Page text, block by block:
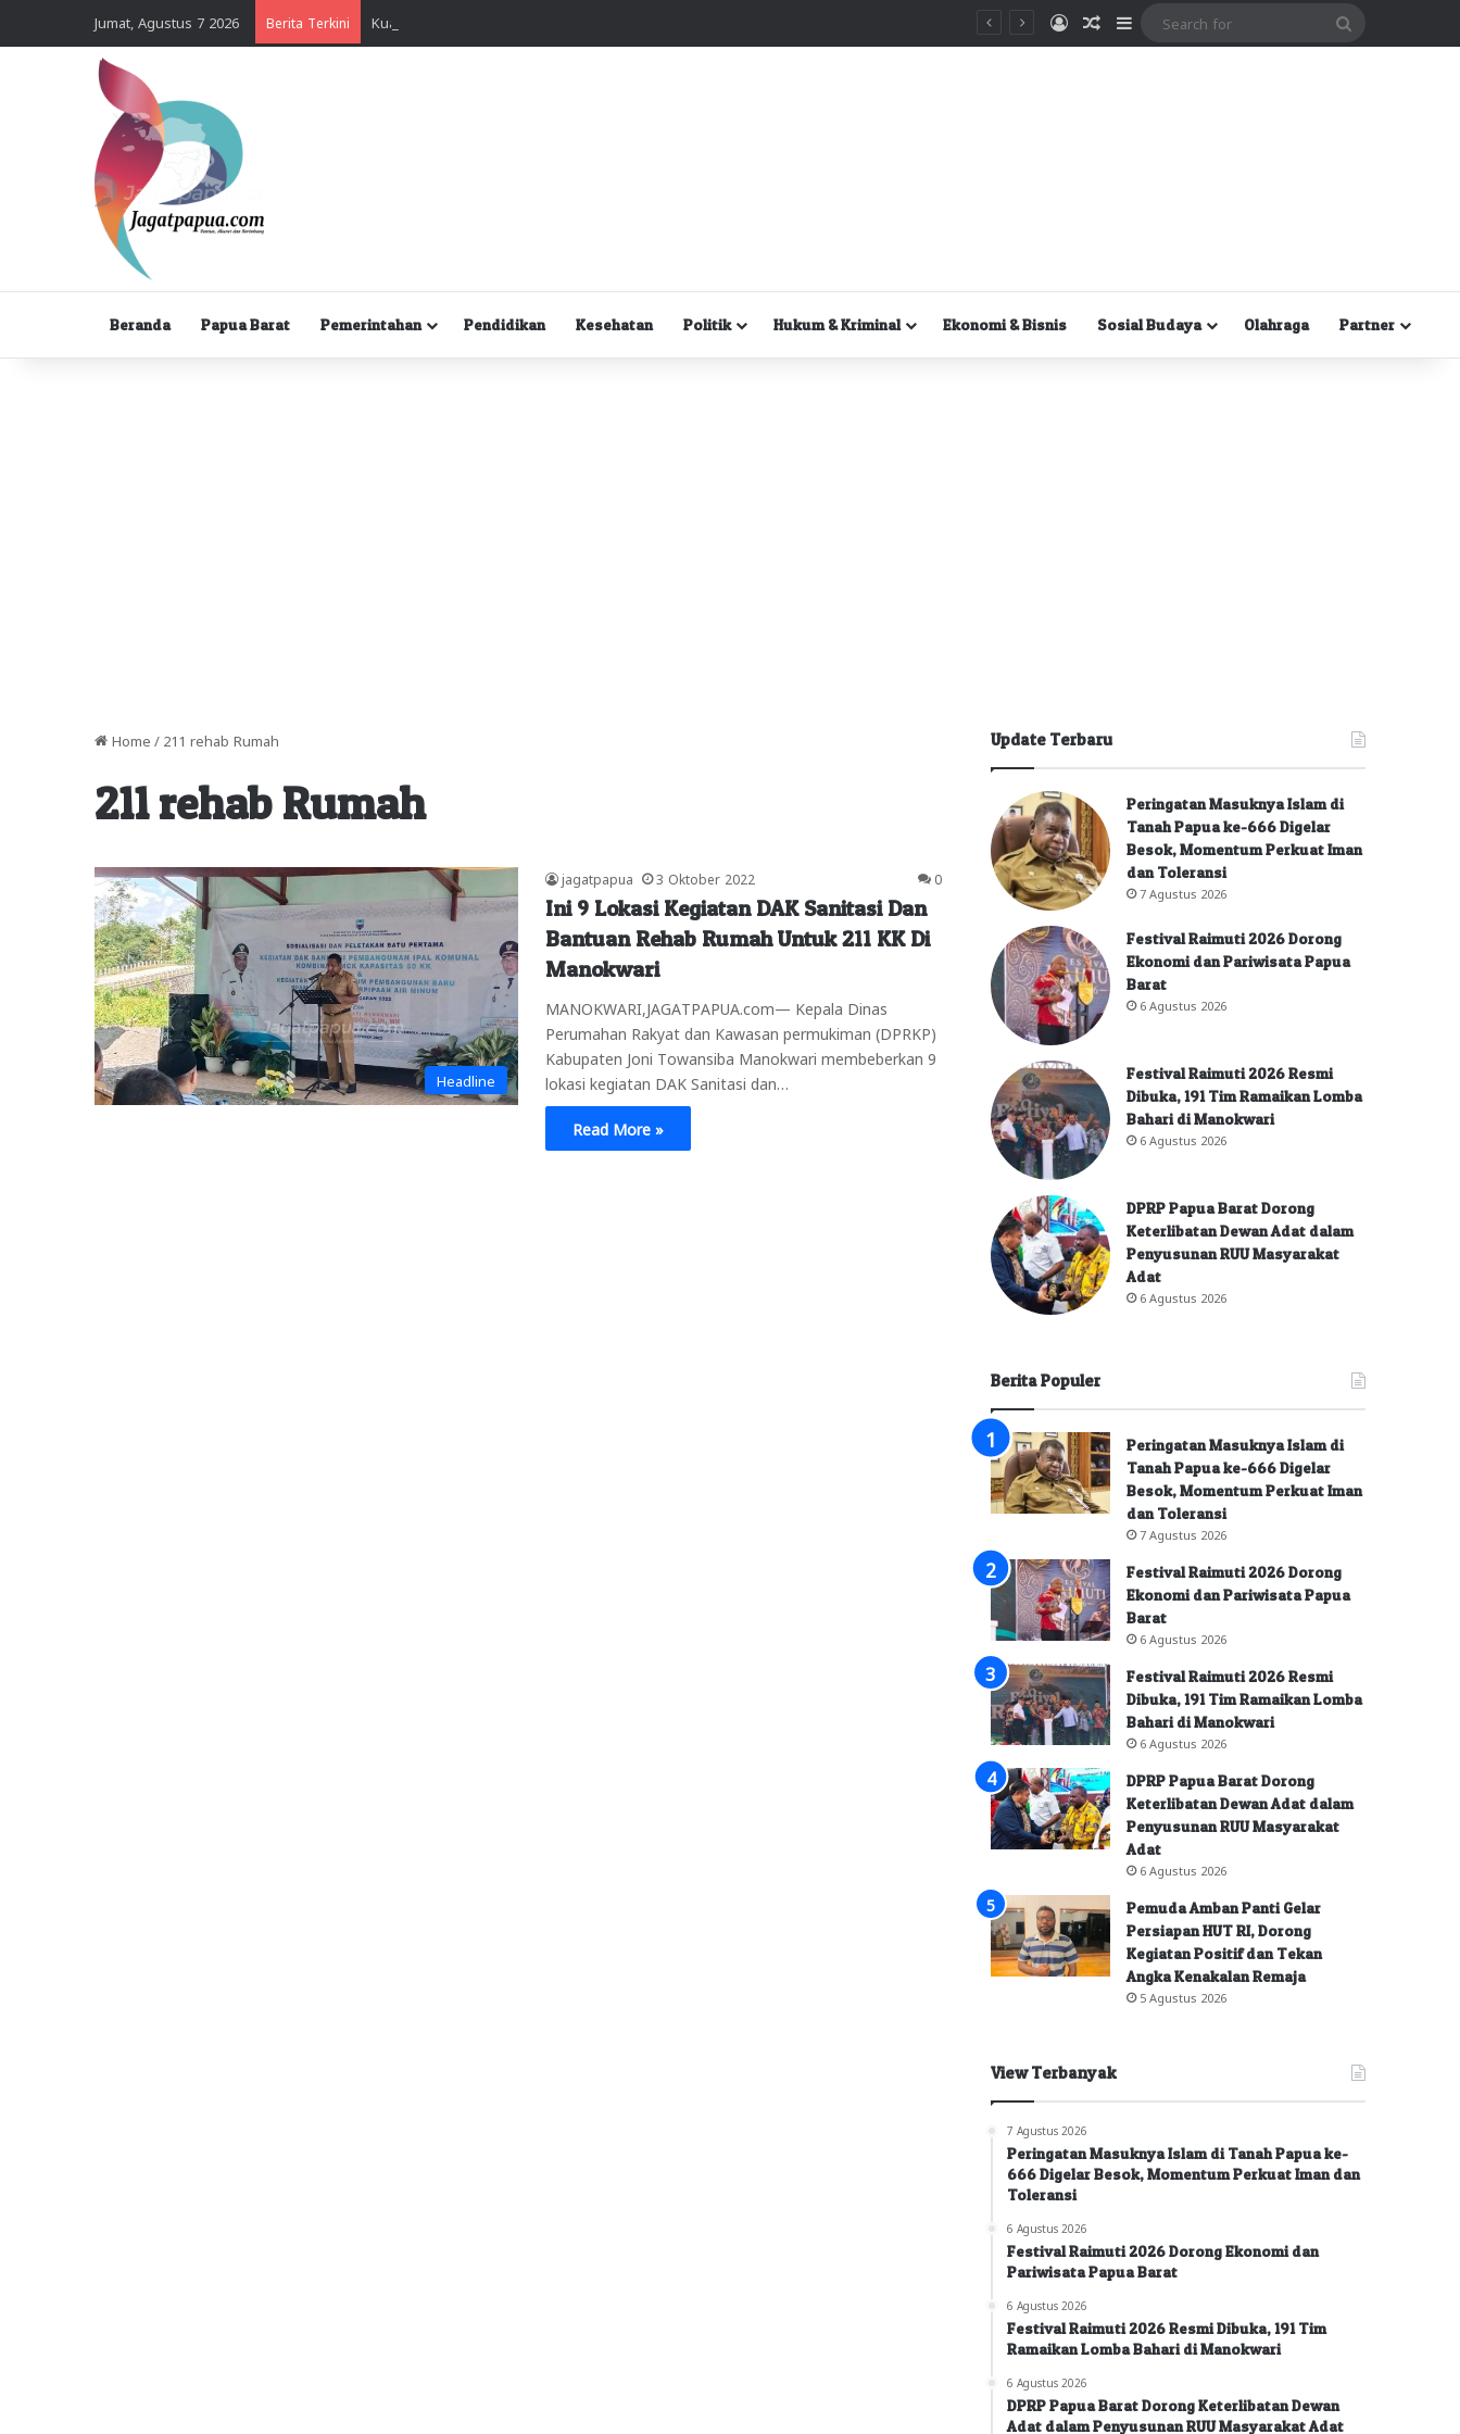
Jumat, Agustus 7 2026 Berita Terkini MasukRandom Article
Sidebar
Beranda Papua Barat Pemerintahan Pendidikan Kesehatan Politik Hukum & Kriminal Ekonomi & Bisnis Sosial Budaya Olahraga Partner
Home / 211 rehab Rumah
211 rehab Rumah
Headline
jagatpapua 3 Oktober 2022 0
Ini 9 Lokasi Kegiatan DAK Sanitasi Dan
Bantuan Rehab Rumah Untuk 211 KK Di
Manokwari
MANOKWARI,JAGATPAPUA.com— Kepala Dinas
Perumahan Rakyat dan Kawasan permukiman (DPRKP)
Kabupaten Joni Towansiba Manokwari membeberkan 9
lokasi kegiatan DAK Sanitasi dan…
Read More »
Update Terbaru
Peringatan Masuknya Islam di
Tanah Papua ke-666 Digelar
Besok, Momentum Perkuat Iman
dan Toleransi
7 Agustus 2026
Festival Raimuti 2026 Dorong
Ekonomi dan Pariwisata Papua
Barat
6 Agustus 2026
Festival Raimuti 2026 Resmi
Dibuka, 191 Tim Ramaikan Lomba
Bahari di Manokwari
6 Agustus 2026
DPRP Papua Barat Dorong
Keterlibatan Dewan Adat dalam
Penyusunan RUU Masyarakat
Adat
6 Agustus 2026
Berita Populer
Peringatan Masuknya Islam di
Tanah Papua ke-666 Digelar
Besok, Momentum Perkuat Iman
dan Toleransi
7 Agustus 2026
Festival Raimuti 2026 Dorong
Ekonomi dan Pariwisata Papua
Barat
6 Agustus 2026
Festival Raimuti 2026 Resmi
Dibuka, 191 Tim Ramaikan Lomba
Bahari di Manokwari
6 Agustus 2026
DPRP Papua Barat Dorong
Keterlibatan Dewan Adat dalam
Penyusunan RUU Masyarakat
Adat
6 Agustus 2026
Pemuda Amban Panti Gelar
Persiapan HUT RI, Dorong
Kegiatan Positif dan Tekan
Angka Kenakalan Remaja
5 Agustus 2026
View Terbanyak
7 Agustus 2026
Peringatan Masuknya Islam di Tanah Papua ke-
666 Digelar Besok, Momentum Perkuat Iman dan
Toleransi
6 Agustus 2026
Festival Raimuti 2026 Dorong Ekonomi dan
Pariwisata Papua Barat
6 Agustus 2026
Festival Raimuti 2026 Resmi Dibuka, 191 Tim
Ramaikan Lomba Bahari di Manokwari
6 Agustus 2026
DPRP Papua Barat Dorong Keterlibatan Dewan
Adat dalam Penyusunan RUU Masyarakat Adat